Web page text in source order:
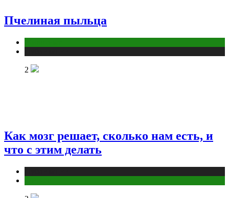
Пчелиная пыльца
2
Как мозг решает, сколько нам есть, и
что с этим делать